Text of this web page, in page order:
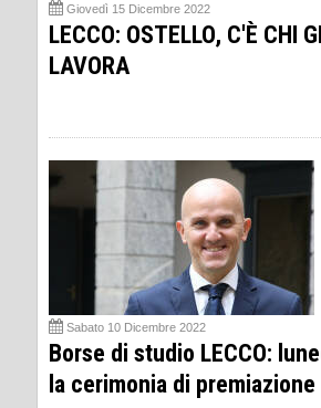
Giovedì 15 Dicembre 2022
LECCO: OSTELLO, C'È CHI
LAVORA
Sabato 10 Dicembre 2022
Borse di studio LECCO:
la cerimonia di premiazione